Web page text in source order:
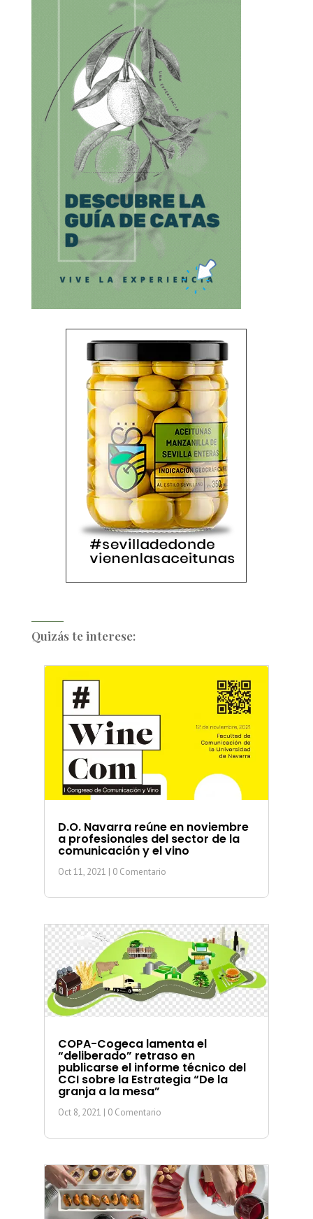
Quizás te interese:
D.O. Navarra reúne en noviembre
a profesionales del sector de la
comunicación y el vino
Oct 11, 2021 | 0 Comentario
COPA-Cogeca lamenta el
“deliberado” retraso en
publicarse el informe técnico del
CCI sobre la Estrategia “De la
granja a la mesa”
Oct 8, 2021 | 0 Comentario